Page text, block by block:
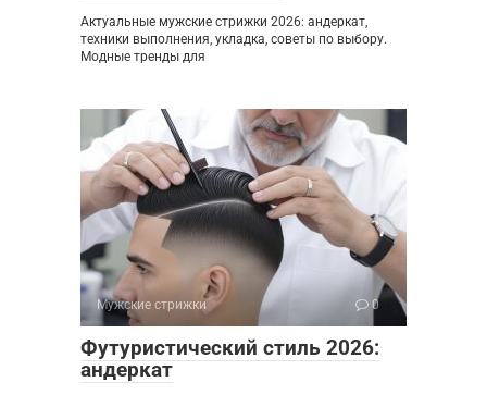
Актуальные мужские стрижки 2026: андеркат,
техники выполнения, укладка, советы по выбору.
Модные тренды для
Мужские стрижки 0
Футуристический стиль 2026:
андеркат